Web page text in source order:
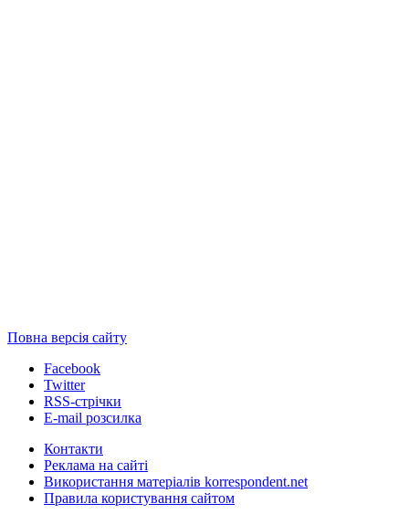
Повна версія сайту
Facebook
Twitter
RSS-стрічки
E-mail розсилка
Контакти
Реклама на сайті
Використання матеріалів korrespondent.net
Правила користування сайтом